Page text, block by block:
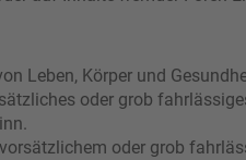
Leben, Körper und
oder grob
oder grob